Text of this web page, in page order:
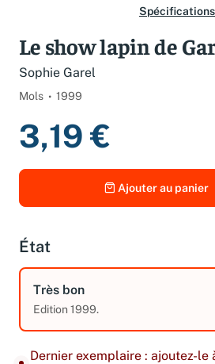
Spécifications
Le show lapin de
Sophie Garel
Mols 1999
3,19 €
Ajouter au panier
État
Très bon
Edition 1999.
Dernier exemplaire : ajoutez-le